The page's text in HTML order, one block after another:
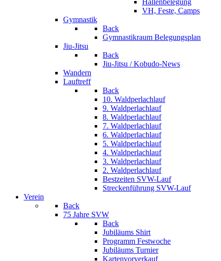
Hallenbelegung
VH, Feste, Camps
Gymnastik
Back
Gymnastikraum Belegungsplan
Jiu-Jitsu
Back
Jiu-Jitsu / Kobudo-News
Wandern
Lauftreff
Back
10. Waldperlachlauf
9. Waldperlachlauf
8. Waldperlachlauf
7. Waldperlachlauf
6. Waldperlachlauf
5. Waldperlachlauf
4. Waldperlachlauf
3. Waldperlachlauf
2. Waldperlachlauf
Bestzeiten SVW-Lauf
Streckenführung SVW-Lauf
Verein
Back
75 Jahre SVW
Back
Jubiläums Shirt
Programm Festwoche
Jubiläums Turnier
Kartenvorverkauf